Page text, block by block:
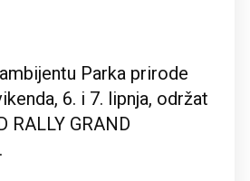
Parka prirode
6. i 7. lipnja, održat
RALLY GRAND